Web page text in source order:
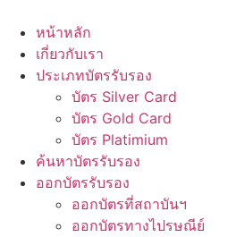
content
หน้าหลัก
เกี่ยวกับเรา
ประเภทบัตรรับรอง
บัตร Silver Card
บัตร Gold Card
บัตร Platimium
ค้นหาบัตรรับรอง
ออกบัตรรับรอง
ออกบัตรที่สถาบันฯ
ออกบัตรทางไปรษณีย์